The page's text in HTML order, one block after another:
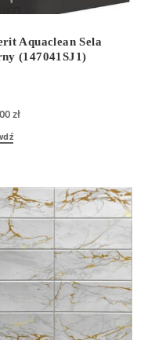
Aquaclean Sela
(147041SJ1)
zł